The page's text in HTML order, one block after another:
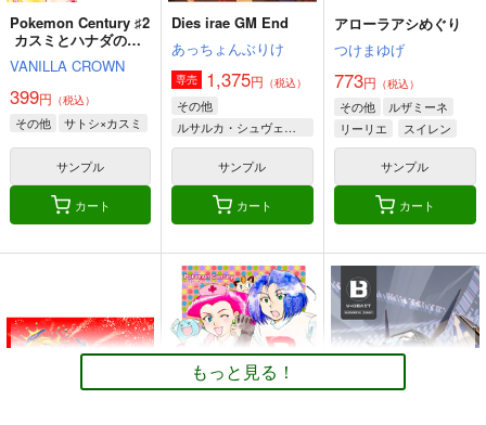
Pokemon Century ♯2
カスミとハナダの温
泉街
VANILLA CROWN
399円 （税込）
その他 サトシ×カスミ
サンプル
カート
Dies irae GM End
あっちょんぶりけ
専売 1,375円 （税込）
その他
ルサルカ・シュヴェーゲリン
サンプル
カート
アローラアシめぐり
つけまゆげ
773円 （税込）
その他
ルザミーネ
リーリエ
スイレン
サンプル
カート
もっと見る！